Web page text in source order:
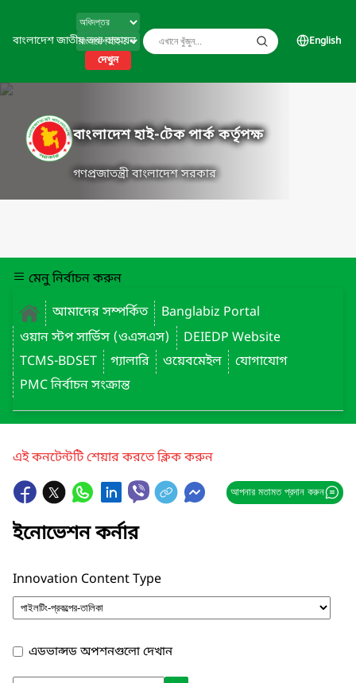
বাংলাদেশ জাতীয় তথ্য বাতায়ন
দেখুন
English
বাংলাদেশ হাই-টেক পার্ক কর্তৃপক্ষ
গণপ্রজাতন্ত্রী বাংলাদেশ সরকার
মেনু নির্বাচন করুন
আমাদের সম্পর্কিত
Banglabiz Portal
ওয়ান স্টপ সার্ভিস (ওএসএস)
DEIEDP Website
TCMS-BDSET
গ্যালারি ওয়েবমেইল
যোগাযোগ
PMC নির্বাচন সংক্রান্ত
এই কনটেন্টটি শেয়ার করতে ক্লিক করুন
আপনার মতামত প্রদান করুন
ইনোভেশন কর্নার
Innovation Content Type
এডভান্সড অপশনগুলো দেখান